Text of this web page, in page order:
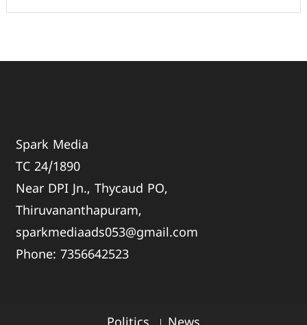
Spark Media
TC 24/1890
Near DPI Jn., Thycaud PO,
Thiruvananthapuram,
sparkmediaads053@gmail.com
Phone:7356642523